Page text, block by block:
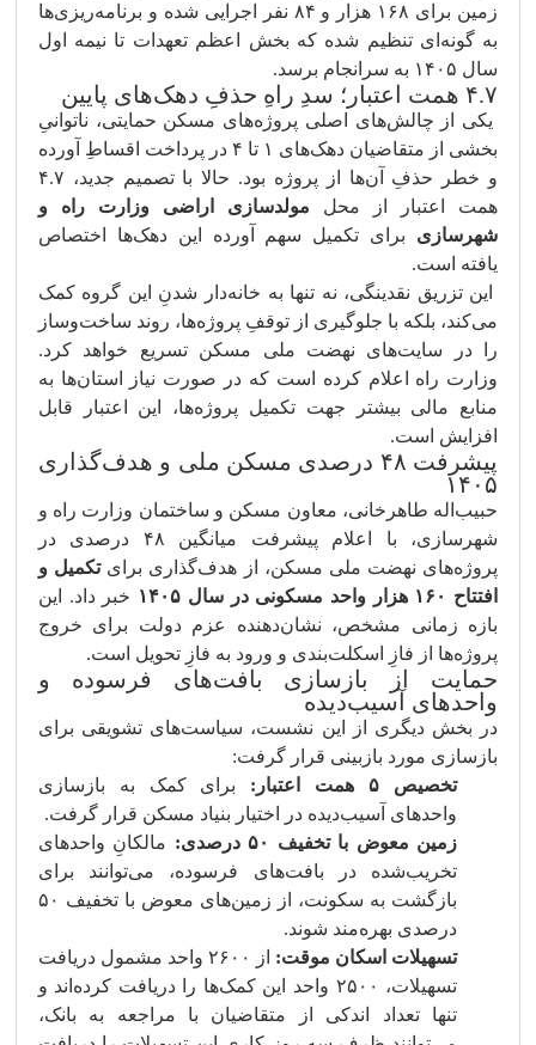
زمین برای ۱۶۸ هزار و ۸۴ نفر اجرایی شده و برنامه‌ریزی‌ها
به گونه‌ای تنظیم شده که بخش اعظم تعهدات تا نیمه اول
سال ۱۴۰۵ به سرانجام برسد.
۴.۷ همت اعتبار؛ سدِ راهِ حذفِ دهک‌های پایین
یکی از چالش‌های اصلی پروژه‌های مسکن حمایتی، ناتوانیِ
بخشی از متقاضیان دهک‌های ۱ تا ۴ در پرداخت اقساطِ آورده
و خطر حذفِ آن‌ها از پروژه بود. حالا با تصمیم جدید، ۴.۷
همت اعتبار از محل مولدسازی اراضی وزارت راه و
شهرسازی برای تکمیل سهم آورده این دهک‌ها اختصاص
یافته است.
این تزریق نقدینگی، نه تنها به خانه‌دار شدنِ این گروه کمک
می‌کند، بلکه با جلوگیری از توقفِ پروژه‌ها، روند ساخت‌وساز
را در سایت‌های نهضت ملی مسکن تسریع خواهد کرد.
وزارت راه اعلام کرده است که در صورت نیاز استان‌ها به
منابع مالی بیشتر جهت تکمیل پروژه‌ها، این اعتبار قابل
افزایش است.
پیشرفت ۴۸ درصدی مسکن ملی و هدف‌گذاری
۱۴۰۵
حبیب‌اله طاهرخانی، معاون مسکن و ساختمان وزارت راه و
شهرسازی، با اعلام پیشرفت میانگین ۴۸ درصدی در
پروژه‌های نهضت ملی مسکن، از هدف‌گذاری برایتکمیل و
افتتاح ۱۶۰ هزار واحد مسکونی در سال ۱۴۰۵
خبر داد. این
بازه زمانی مشخص، نشان‌دهنده عزم دولت برای خروج
پروژه‌ها از فازِ اسکلت‌بندی و ورود به فازِ تحویل است.
حمایت از بازسازی بافت‌های فرسوده و
واحدهای آسیب‌دیده
در بخش دیگری از این نشست، سیاست‌های تشویقی برای
بازسازی مورد بازبینی قرار گرفت:
تخصیص ۵ همت اعتبار:
برای کمک به بازسازی
واحدهای آسیب‌دیده در اختیار بنیاد مسکن قرار گرفت.
زمین معوض با تخفیف ۵۰ درصدی:
مالکانِ واحدهای
تخریب‌شده در بافت‌های فرسوده، می‌توانند برای
بازگشت به سکونت، از زمین‌های معوض با تخفیف ۵۰
درصدی بهره‌مند شوند.
تسهیلات اسکان موقت:
از ۲۶۰۰ واحد مشمول دریافت
تسهیلات، ۲۵۰۰ واحد این کمک‌ها را دریافت کرده‌اند و
تنها تعداد اندکی از متقاضیان با مراجعه به بانک،